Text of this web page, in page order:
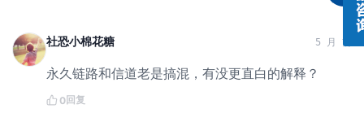
社恐小棉花糖 5 月 前
永久链路和信道老是搞混，有没更直白的解释？
0 回复